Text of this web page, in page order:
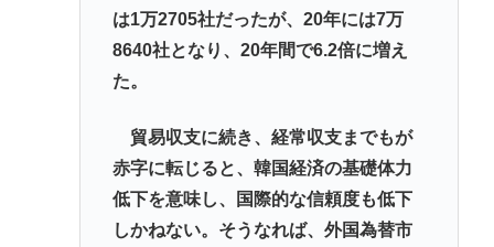
は1万2705社だったが、20年には7万
8640社となり、20年間で6.2倍に増え
た。
貿易収支に続き、経常収支までもが
赤字に転じると、韓国経済の基礎体力
低下を意味し、国際的な信頼度も低下
しかねない。そうなれば、外国為替市